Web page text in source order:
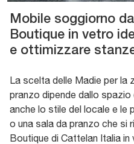
Mobile soggiorno
Boutique in vetro
e ottimizzare
La scelta delle Madie per la
pranzo dipende dallo
anche lo stile del locale e le
o una sala da pranzo che si
Boutique di Cattelan Italia